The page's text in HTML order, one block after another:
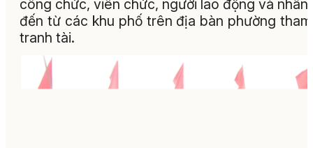
công chức, viên chức, người lao động và nhân
đến từ các khu phố trên địa bàn phường
tranh tài.